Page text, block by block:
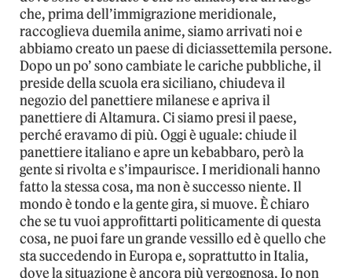
che, prima dell’immigrazione meridionale,
raccoglieva duemila anime, siamo arrivati noi e
abbiamo creato un paese di diciassettemila persone.
Dopo un po’ sono cambiate le cariche pubbliche, il
preside della scuola era siciliano, chiudeva il
negozio del panettiere milanese e apriva il
panettiere di Altamura. Ci siamo presi il paese,
perché eravamo di più. Oggi è uguale: chiude il
panettiere italiano e apre un kebabbaro, però la
gente si rivolta e s’impaurisce. I meridionali hanno
fatto la stessa cosa, ma non è successo niente. Il
mondo è tondo e la gente gira, si muove. È chiaro
che se tu vuoi approfittarti politicamente di questa
cosa, ne puoi fare un grande vessillo ed è quello che
sta succedendo in Europa e, soprattutto in Italia,
dove la situazione è ancora più vergognosa. Io non